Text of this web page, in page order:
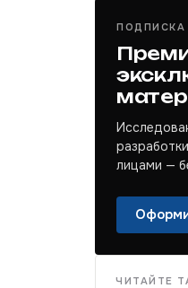
ПОДПИСКА
лицами —
ЧИТАЙТЕ